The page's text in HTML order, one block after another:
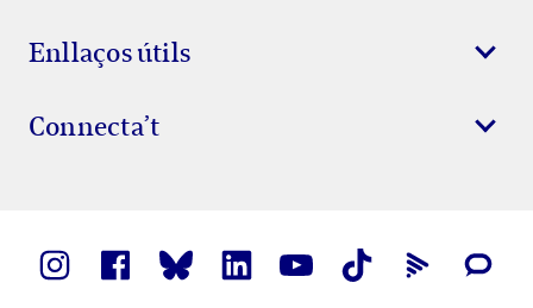
Enllaços útils
Connecta’t